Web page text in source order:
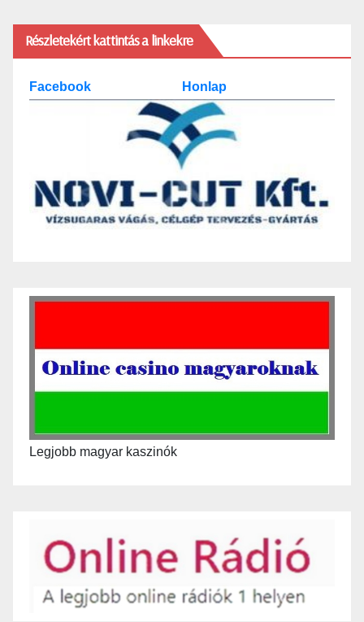
Részletekért kattintás a linkekre
Facebook Honlap
Legjobb magyar kaszinók